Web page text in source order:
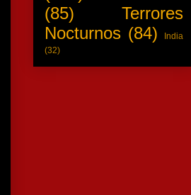
(85)
Terrores
Nocturnos (84)
India
(32)